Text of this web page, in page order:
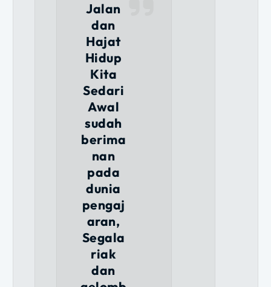
Jalan
dan
Hajat
Hidup
Kita
Sedari
Awal
sudah
berima
nan
pada
dunia
pengaj
aran,
Segala
riak
dan